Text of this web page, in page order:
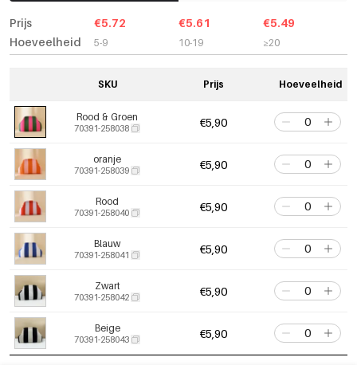
Prijs
Hoeveelheid
€5.72
5-9
€5.61
10-19
€5.49
≥20
SKU Prijs Hoeveelheid
Rood & Groen
70391-258038 €5,90
oranje
70391-258039 €5,90
Rood
70391-258040 €5,90
Blauw
70391-258041 €5,90
Zwart
70391-258042 €5,90
Beige
70391-258043 €5,90